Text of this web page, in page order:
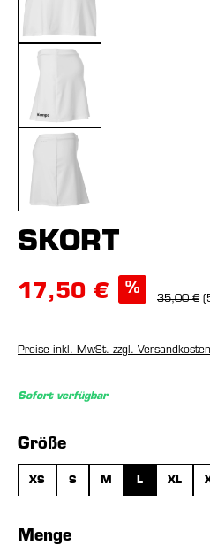
SKORT
17,50 € %
35,00 €
Preise inkl. MwSt. zzgl. Versandkosten
Sofort verfügbar
Größeauswählen
XS S M L XL
Menge